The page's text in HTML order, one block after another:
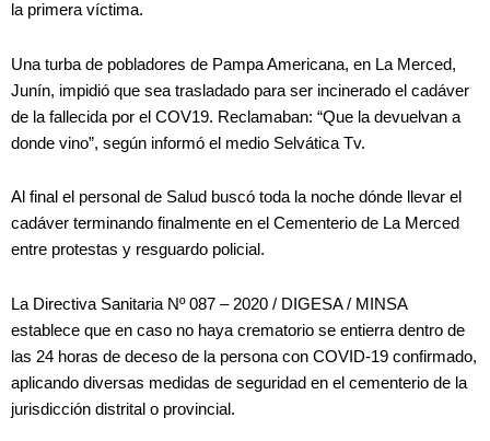
la primera víctima.
Una turba de pobladores de Pampa Americana, en La Merced,
Junín, impidió que sea trasladado para ser incinerado el cadáver
de la fallecida por el COV19. Reclamaban: “Que la devuelvan a
donde vino”, según informó el medio Selvática Tv.
Al final el personal de Salud buscó toda la noche dónde llevar el
cadáver terminando finalmente en el Cementerio de La Merced
entre protestas y resguardo policial.
La Directiva Sanitaria Nº 087 – 2020 / DIGESA / MINSA
establece que en caso no haya crematorio se entierra dentro de
las 24 horas de deceso de la persona con COVID-19 confirmado,
aplicando diversas medidas de seguridad en el cementerio de la
jurisdicción distrital o provincial.